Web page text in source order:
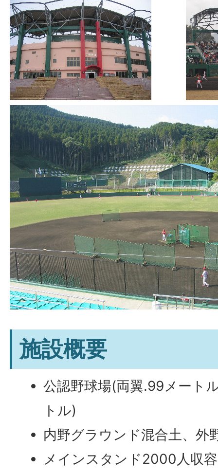
施設概要
公認野球場(両翼.99メート
トル)
内野グラウンド混合土、外
メインスタンド2000人収容